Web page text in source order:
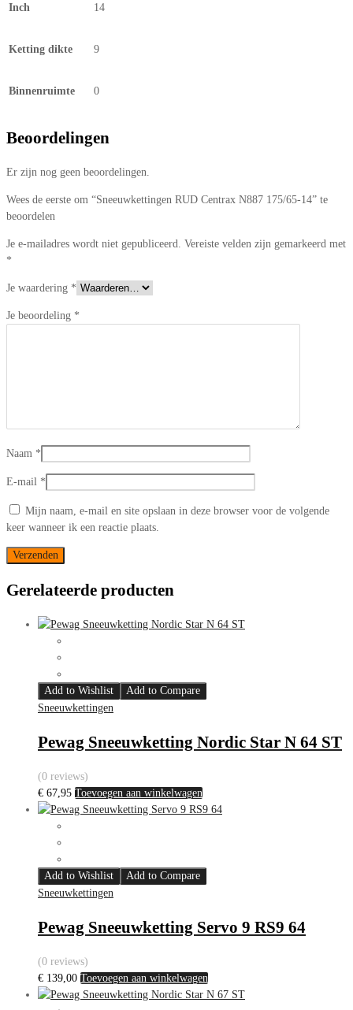
Inch 14
Ketting dikte 9
Binnenruimte 0
Beoordelingen
Er zijn nog geen beoordelingen.
Wees de eerste om “Sneeuwkettingen RUD Centrax N887 175/65-14” te
beoordelen
Je e-mailadres wordt niet gepubliceerd. Vereiste velden zijn gemarkeerd met
*
Je waardering *
Je beoordeling *
Naam *
E-mail *
Mijn naam, e-mail en site opslaan in deze browser voor de volgende
keer wanneer ik een reactie plaats.
Gerelateerde producten
Add to Wishlist
Add to Compare
Sneeuwkettingen
Pewag Sneeuwketting Nordic Star N 64 ST
(0 reviews)
€ 67,95 Toevoegen aan winkelwagen
Add to Wishlist
Add to Compare
Sneeuwkettingen
Pewag Sneeuwketting Servo 9 RS9 64
(0 reviews)
€ 139,00 Toevoegen aan winkelwagen